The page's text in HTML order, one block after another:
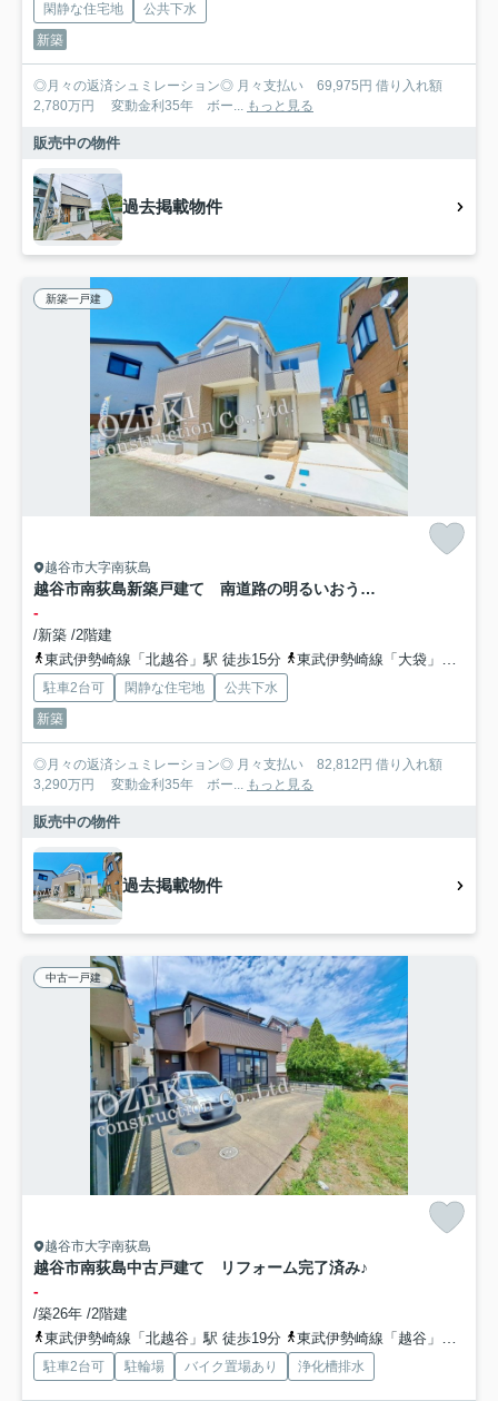
閑静な住宅地
公共下水
新築
◎月々の返済シュミレーション◎ 月々支払い 69,975円 借り入れ額
2,780万円 変動金利35年 ボー... もっと見る
販売中の物件
過去掲載物件
新築一戸建
越谷市大字南荻島
越谷市南荻島新築戸建て 南道路の明るいおうち♪
-
/新築 /2階建
東武伊勢崎線「北越谷」駅 徒歩15分
東武伊勢崎線「大袋」駅 徒歩29分
駐車2台可 閑静な住宅地
公共下水
新築
◎月々の返済シュミレーション◎ 月々支払い 82,812円 借り入れ額
3,290万円 変動金利35年 ボー... もっと見る
販売中の物件
過去掲載物件
中古一戸建
越谷市大字南荻島
越谷市南荻島中古戸建て リフォーム完了済み♪
-
/築26年 /2階建
東武伊勢崎線「北越谷」駅 徒歩19分
東武伊勢崎線「越谷」駅 徒歩30分
駐車2台可 駐輪場 バイク置場あり 浄化槽排水